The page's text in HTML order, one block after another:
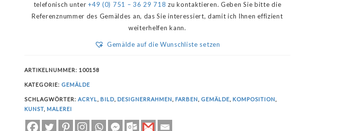
telefonisch unter+49 (0) 751 – 36 29 718 zu kontaktieren. Geben Sie bitte die
Referenznummer des Gemäldes an, das Sie interessiert, damit ich Ihnen effizient
weiterhelfen kann.
Gemälde auf die Wunschliste setzen
ARTIKELNUMMER: 100158
KATEGORIE: GEMÄLDE
SCHLAGWÖRTER: ACRYL, BILD, DESIGNERRAHMEN, FARBEN, GEMÄLDE, KOMPOSITION,
KUNST, MALEREI